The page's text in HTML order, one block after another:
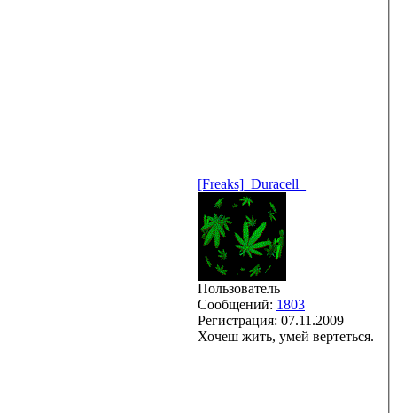
[Freaks]_Duracell_
Пользователь
Сообщений: 1803
Регистрация: 07.11.2009
Хочеш жить, умей вертеться.